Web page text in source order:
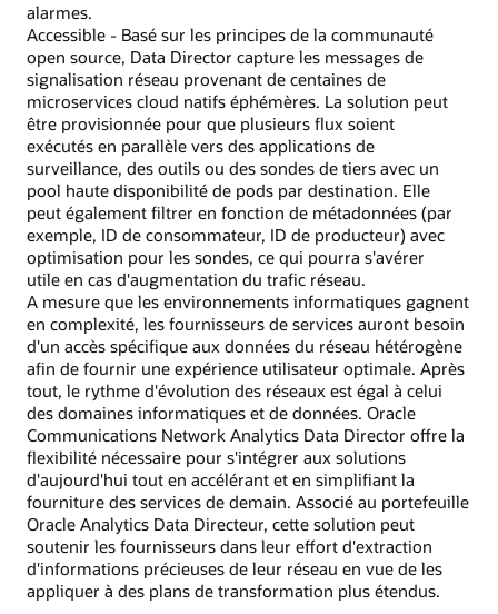
alarmes.
Accessible - Basé sur les principes de la communauté
open source, Data Director capture les messages de
signalisation réseau provenant de centaines de
microservices cloud natifs éphémères. La solution peut
être provisionnée pour que plusieurs flux soient
exécutés en parallèle vers des applications de
surveillance, des outils ou des sondes de tiers avec un
pool haute disponibilité de pods par destination. Elle
peut également filtrer en fonction de métadonnées (par
exemple, ID de consommateur, ID de producteur) avec
optimisation pour les sondes, ce qui pourra s'avérer
utile en cas d'augmentation du trafic réseau.
A mesure que les environnements informatiques gagnent
en complexité, les fournisseurs de services auront besoin
d'un accès spécifique aux données du réseau hétérogène
afin de fournir une expérience utilisateur optimale. Après
tout, le rythme d'évolution des réseaux est égal à celui
des domaines informatiques et de données. Oracle
Communications Network Analytics Data Director offre la
flexibilité nécessaire pour s'intégrer aux solutions
d'aujourd'hui tout en accélérant et en simplifiant la
fourniture des services de demain. Associé au portefeuille
Oracle Analytics Data Directeur, cette solution peut
soutenir les fournisseurs dans leur effort d'extraction
d'informations précieuses de leur réseau en vue de les
appliquer à des plans de transformation plus étendus.